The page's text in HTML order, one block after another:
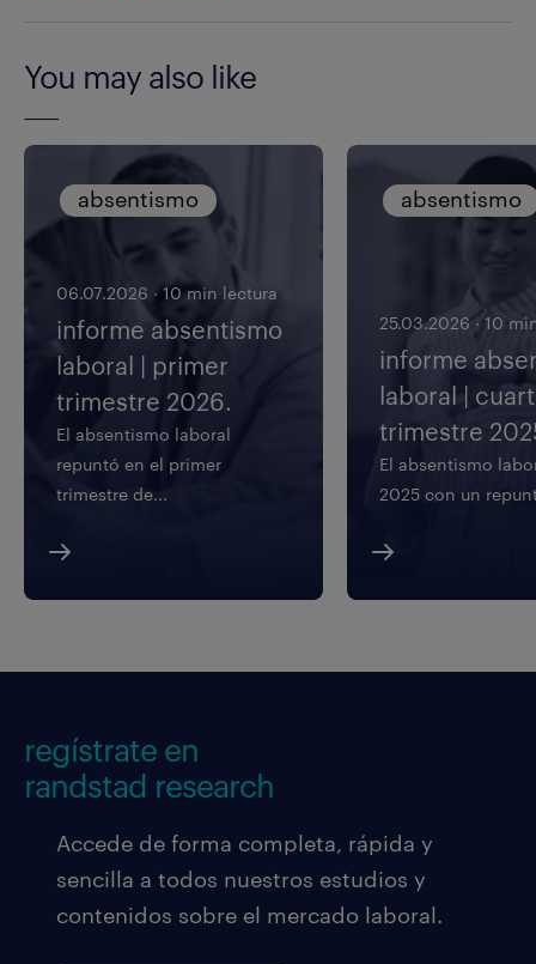
You may also like
absentismo
06.07.2026 · 10 min lectura
informe absentismo
laboral | primer
trimestre 2026.
El absentismo laboral
repuntó en el primer
trimestre de...
absentismo
25.03.2026 ·10
informe
laboral |
trimestre
El absentismo
2025 con un
regístrate en
randstad research
Accede de forma completa, rápida y
sencilla a todos nuestros estudios y
contenidos sobre el mercado laboral.